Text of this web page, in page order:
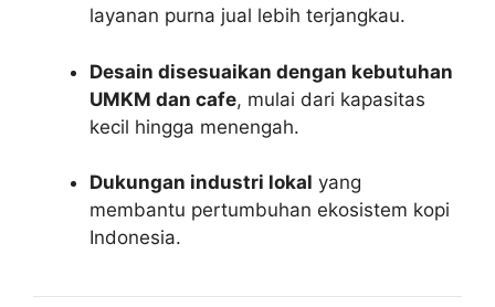
layanan purna jual lebih terjangkau.
Desain disesuaikan dengan kebutuhan
UMKM dan cafe, mulai dari kapasitas
kecil hingga menengah.
Dukungan industri lokal yang
membantu pertumbuhan ekosistem kopi
Indonesia.